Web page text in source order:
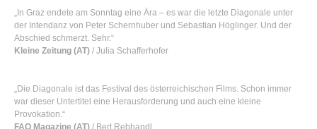
„In Graz endete am Sonntag eine Ära – es war die letzte Diagonale unter
der Intendanz von Peter Schernhuber und Sebastian Höglinger. Und der
Abschied schmerzt. Sehr.“
Kleine Zeitung (AT) / Julia Schafferhofer
„Die Diagonale ist das Festival des österreichischen Films. Schon immer
war dieser Untertitel eine Herausforderung und auch eine kleine
Provokation.“
FAQ Magazine (AT) / Bert Rebhandl